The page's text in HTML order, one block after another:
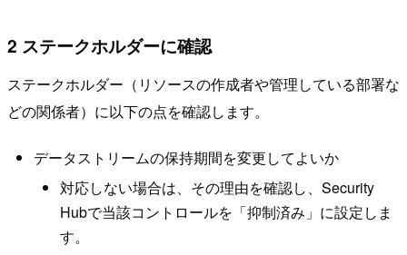
2 ステークホルダーに確認
ステークホルダー（リソースの作成者や管理している部署な
どの関係者）に以下の点を確認します。
データストリームの保持期間を変更してよいか
対応しない場合は、その理由を確認し、Security
Hubで当該コントロールを「抑制済み」に設定しま
す。